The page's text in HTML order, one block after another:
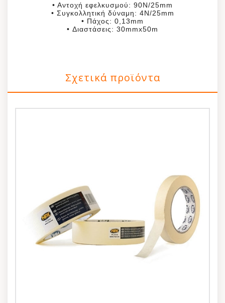
• Αντοχή εφελκυσμού: 90Ν/25mm
• Συγκολλητική δύναμη: 4Ν/25mm
• Πάχος: 0,13mm
• Διαστάσεις: 30mmx50m
Σχετικά προϊόντα